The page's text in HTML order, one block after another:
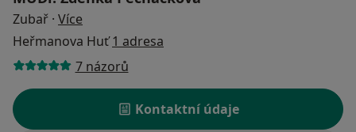
Zubař · Více
Heřmanova Huť1 adresa
7 názorů
Kontaktní údaje